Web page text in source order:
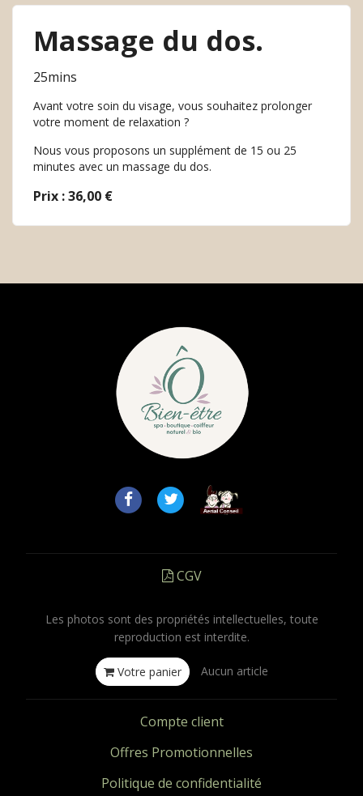
Massage du dos.
25mins
Avant votre soin du visage, vous souhaitez prolonger
votre moment de relaxation ?
Nous vous proposons un supplément de 15 ou 25
minutes avec un massage du dos.
Prix : 36,00 €
CGV
Les photos sont des propriétés intellectuelles, toute
reproduction est interdite.
Votre panier Aucun article
Compte client
Offres Promotionnelles
Politique de confidentialité